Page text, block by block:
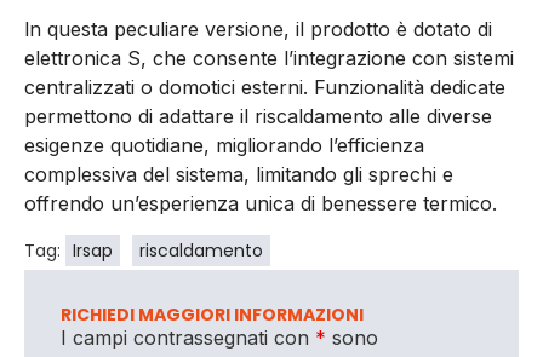
ln questa peculiare versione, il prodotto è dotato di
elettronica S, che consente l’integrazione con sistemi
centralizzati o domotici esterni. Funzionalità dedicate
permettono di adattare il riscaldamento alle diverse
esigenze quotidiane, migliorando l’efficienza
complessiva del sistema, limitando gli sprechi e
offrendo un’esperienza unica di benessere termico.
Tag: Irsap riscaldamento
RICHIEDI MAGGIORI INFORMAZIONI
I campi contrassegnati con * sono